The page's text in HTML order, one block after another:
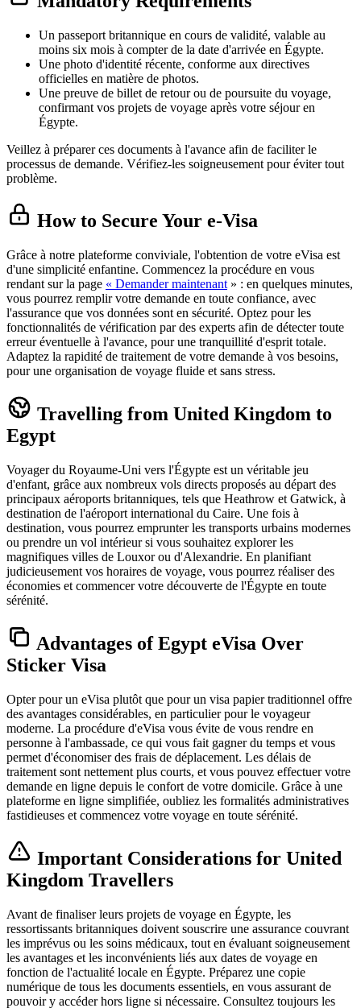
Un passeport britannique en cours de validité, valable au
moins six mois à compter de la date d'arrivée en Égypte.
Une photo d'identité récente, conforme aux directives
officielles en matière de photos.
Une preuve de billet de retour ou de poursuite du voyage,
confirmant vos projets de voyage après votre séjour en
Égypte.
Veillez à préparer ces documents à l'avance afin de faciliter le
processus de demande. Vérifiez-les soigneusement pour éviter tout
problème.
How to Secure Your e-Visa
Grâce à notre plateforme conviviale, l'obtention de votre eVisa est
d'une simplicité enfantine. Commencez la procédure en vous
rendant sur la page « Demander maintenant » : en quelques minutes,
vous pourrez remplir votre demande en toute confiance, avec
l'assurance que vos données sont en sécurité. Optez pour les
fonctionnalités de vérification par des experts afin de détecter toute
erreur éventuelle à l'avance, pour une tranquillité d'esprit totale.
Adaptez la rapidité de traitement de votre demande à vos besoins,
pour une organisation de voyage fluide et sans stress.
Travelling from United Kingdom to
Egypt
Voyager du Royaume-Uni vers l'Égypte est un véritable jeu
d'enfant, grâce aux nombreux vols directs proposés au départ des
principaux aéroports britanniques, tels que Heathrow et Gatwick, à
destination de l'aéroport international du Caire. Une fois à
destination, vous pourrez emprunter les transports urbains modernes
ou prendre un vol intérieur si vous souhaitez explorer les
magnifiques villes de Louxor ou d'Alexandrie. En planifiant
judicieusement vos horaires de voyage, vous pourrez réaliser des
économies et commencer votre découverte de l'Égypte en toute
sérénité.
Advantages of Egypt eVisa Over
Sticker Visa
Opter pour un eVisa plutôt que pour un visa papier traditionnel offre
des avantages considérables, en particulier pour le voyageur
moderne. La procédure d'eVisa vous évite de vous rendre en
personne à l'ambassade, ce qui vous fait gagner du temps et vous
permet d'économiser des frais de déplacement. Les délais de
traitement sont nettement plus courts, et vous pouvez effectuer votre
demande en ligne depuis le confort de votre domicile. Grâce à une
plateforme en ligne simplifiée, oubliez les formalités administratives
fastidieuses et commencez votre voyage en toute sérénité.
Important Considerations for United
Kingdom Travellers
Avant de finaliser leurs projets de voyage en Égypte, les
ressortissants britanniques doivent souscrire une assurance couvrant
les imprévus ou les soins médicaux, tout en évaluant soigneusement
les avantages et les inconvénients liés aux dates de voyage en
fonction de l'actualité locale en Égypte. Préparez une copie
numérique de tous les documents essentiels, en vous assurant de
pouvoir y accéder hors ligne si nécessaire. Consultez toujours les